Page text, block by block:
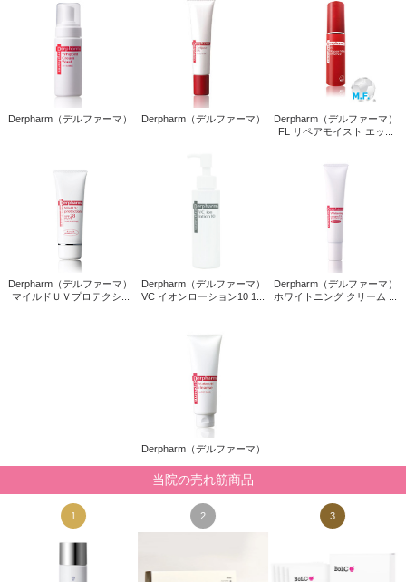
Derpharm（デルファーマ） Derpharm（デルファーマ）
Derpharm（デルファーマ）
FL リペアモイスト エッ...
Derpharm（デルファーマ）
マイルドＵＶプロテクシ...
Derpharm（デルファーマ）
VC イオンローション10 1...
Derpharm（デルファーマ）
ホワイトニング クリーム ...
Derpharm（デルファーマ）
当院の売れ筋商品
1 2 3